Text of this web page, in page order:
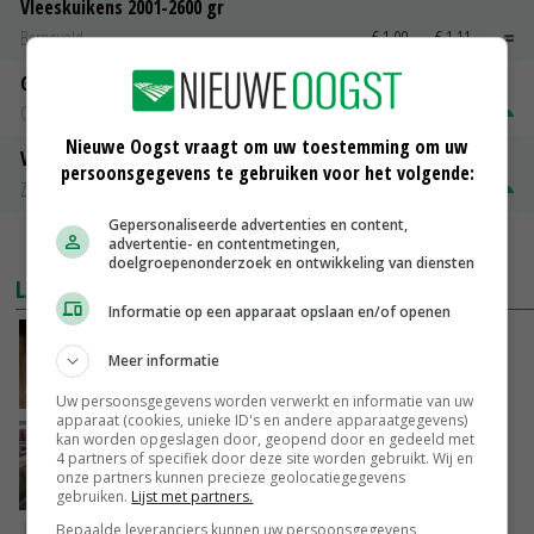
Vleeskuikens 2001-2600 gr
Barneveld
€ 1,09~ € 1,11
Gerst
Groningen
€ 197,00
Volle melkpoeder
Zuivel NL
MEER MARKTPRIJZEN
LAATSTE NIEUWS
weg
‘Door hittegolf is aantal terugkomers bij
zeugen verdubbeld’
VANDAAG, 06:19
Nieuwe Oogst vraagt om uw toestemming om uw
persoonsgegevens te gebruiken voor het volgende:
Gepersonaliseerde advertenties en content,
advertentie- en contentmetingen,
doelgroepenonderzoek en ontwikkeling van diensten
Informatie op een apparaat opslaan en/of openen
Meer informatie
Uw persoonsgegevens worden verwerkt en informatie van uw
apparaat (cookies, unieke ID's en andere apparaatgegevens)
kan worden opgeslagen door, geopend door en gedeeld met
4 partners of specifiek door deze site worden gebruikt. Wij en
onze partners kunnen precieze geolocatiegegevens
gebruiken. Lijst met partners.
Bepaalde leveranciers kunnen uw persoonsgegevens